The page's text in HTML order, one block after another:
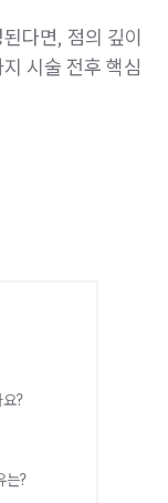
다면, 점의 깊이
시술 전후 핵심
?
는?